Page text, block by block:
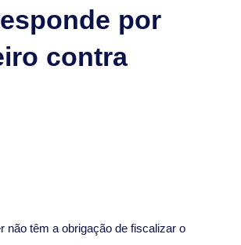
por
contra
não têm a obrigação de fiscalizar o